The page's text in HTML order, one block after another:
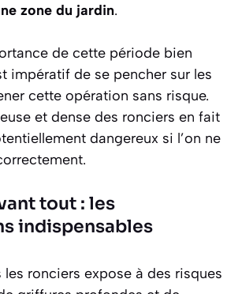
zone du jardin.
de cette période bien
impératif de se pencher sur les
cette opération sans risque.
et dense des ronciers en fait
dangereux si l’on ne
tout : les
indispensables
les ronciers expose à des risques